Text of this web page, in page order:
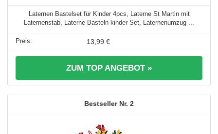
Laternen Bastelset für Kinder 4pcs, Laterne St Martin mit
Laternenstab, Laterne Basteln kinder Set, Laternenumzug ...
13,99 €
ZUM TOP ANGEBOT »
2